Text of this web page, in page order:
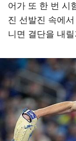
어가 또 한 번 시
진 선발진 속에
니면 결단을 내